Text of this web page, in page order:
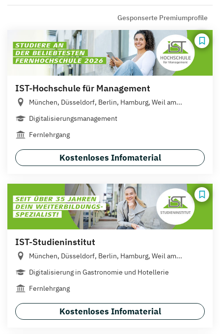
Gesponserte Premiumprofile
IST-Hochschule für Management
München, Düsseldorf, Berlin, Hamburg, Weil am...
Digitalisierungsmanagement
Fernlehrgang
Kostenloses Infomaterial
IST-Studieninstitut
München, Düsseldorf, Berlin, Hamburg, Weil am...
Digitalisierung in Gastronomie und Hotellerie
Fernlehrgang
Kostenloses Infomaterial